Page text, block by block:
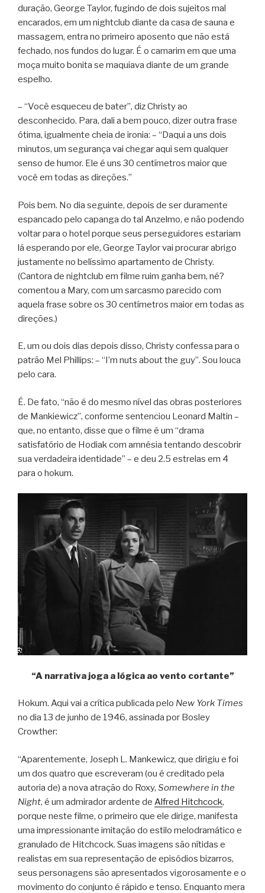
duração, George Taylor, fugindo de dois sujeitos mal
encarados, em um nightclub diante da casa de sauna e
massagem, entra no primeiro aposento que não está
fechado, nos fundos do lugar. É o camarim em que uma
moça muito bonita se maquiava diante de um grande
espelho.
– “Você esqueceu de bater”, diz Christy ao
desconhecido. Para, dali a bem pouco, dizer outra frase
ótima, igualmente cheia de ironia: – “Daqui a uns dois
minutos, um segurança vai chegar aqui sem qualquer
senso de humor. Ele é uns 30 centímetros maior que
você em todas as direções.”
Pois bem. No dia seguinte, depois de ser duramente
espancado pelo capanga do tal Anzelmo, e não podendo
voltar para o hotel porque seus perseguidores estariam
lá esperando por ele, George Taylor vai procurar abrigo
justamente no belíssimo apartamento de Christy.
(Cantora de nightclub em filme ruim ganha bem, né?
comentou a Mary, com um sarcasmo parecido com
aquela frase sobre os 30 centímetros maior em todas as
direções.)
E, um ou dois dias depois disso, Christy confessa para o
patrão Mel Phillips: – “I’m nuts about the guy”. Sou louca
pelo cara.
É. De fato, “não é do mesmo nível das obras posteriores
de Mankiewicz”, conforme sentenciou Leonard Maltin –
que, no entanto, disse que o filme é um “drama
satisfatório de Hodiak com amnésia tentando descobrir
sua verdadeira identidade” – e deu 2.5 estrelas em 4
para o hokum.
“A narrativa joga a lógica ao vento cortante”
Hokum. Aqui vai a crítica publicada pelo New York Times
no dia 13 de junho de 1946, assinada por Bosley
Crowther:
“Aparentemente, Joseph L. Mankewicz, que dirigiu e foi
um dos quatro que escreveram (ou é creditado pela
autoria de) a nova atração do Roxy, Somewhere in the
Night, é um admirador ardente de Alfred Hitchcock,
porque neste filme, o primeiro que ele dirige, manifesta
uma impressionante imitação do estilo melodramático e
granulado de Hitchcock. Suas imagens são nítidas e
realistas em sua representação de episódios bizarros,
seus personagens são apresentados vigorosamente e o
movimento do conjunto é rápido e tenso. Enquanto mera